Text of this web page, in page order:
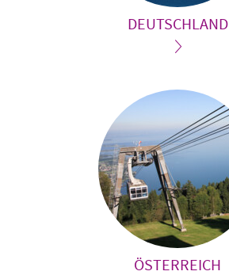
DEUTSCHLAND
ÖSTERREICH